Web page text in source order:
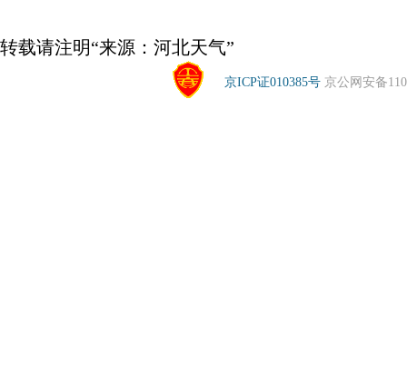
转载请注明“来源：河北天气”
京ICP证010385号 京公网安备